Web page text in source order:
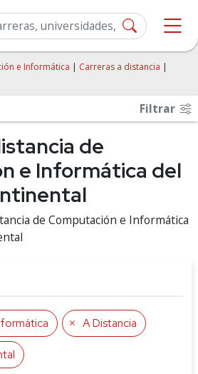
e Informática | Carreras a distancia |
Filtrar
de
e Informática del
de Computación e Informática
A Distancia